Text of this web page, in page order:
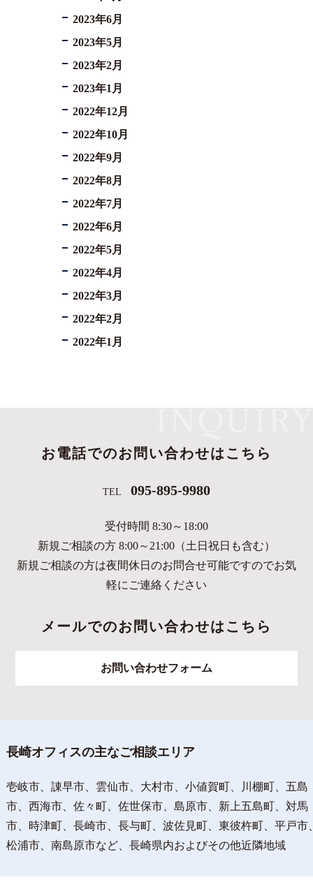
2023年6月
2023年5月
2023年2月
2023年1月
2022年12月
2022年10月
2022年9月
2022年8月
2022年7月
2022年6月
2022年5月
2022年4月
2022年3月
2022年2月
2022年1月
お電話でのお問い合わせはこちら
TEL 095-895-9980
受付時間 8:30～18:00
新規ご相談の方 8:00～21:00（土日祝日も含む）
新規ご相談の方は夜間休日のお問合せ可能ですのでお気
軽にご連絡ください
メールでのお問い合わせはこちら
お問い合わせフォーム
長崎オフィスの主なご相談エリア
壱岐市、諌早市、雲仙市、大村市、小値賀町、川棚町、五島
市、西海市、佐々町、佐世保市、島原市、新上五島町、対馬
市、時津町、長崎市、長与町、波佐見町、東彼杵町、平戸市
松浦市、南島原市など、長崎県内およびその他近隣地域